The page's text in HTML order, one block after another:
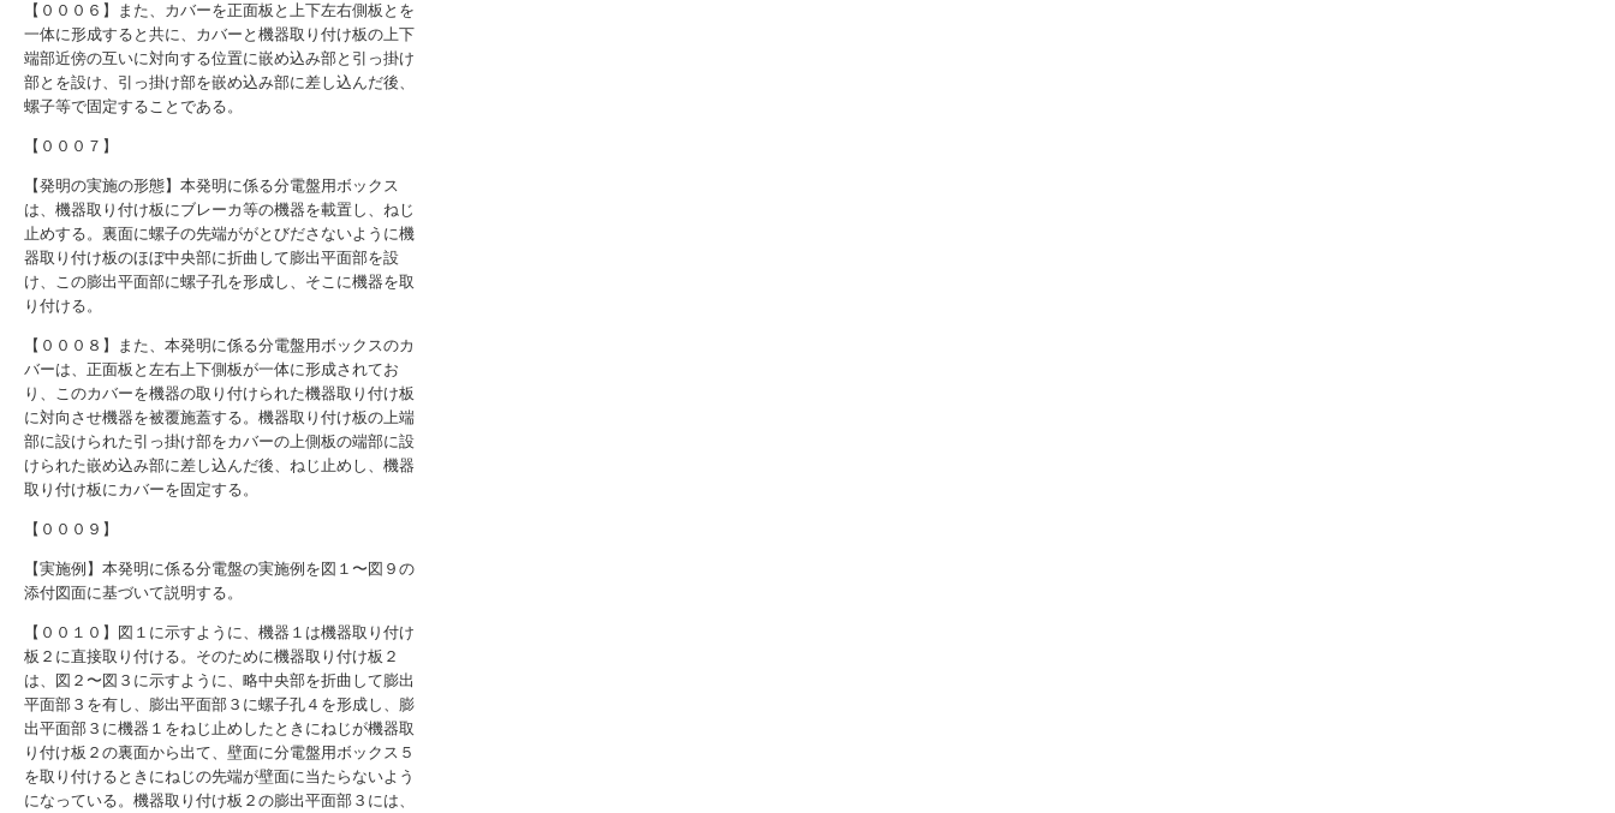
【０００６】また、カバーを正面板と上下左右側板とを
一体に形成すると共に、カバーと機器取り付け板の上下
端部近傍の互いに対向する位置に嵌め込み部と引っ掛け
部とを設け、引っ掛け部を嵌め込み部に差し込んだ後、
螺子等で固定することである。
【０００７】
【発明の実施の形態】本発明に係る分電盤用ボックス
は、機器取り付け板にブレーカ等の機器を載置し、ねじ
止めする。裏面に螺子の先端ががとびださないように機
器取り付け板のほぼ中央部に折曲して膨出平面部を設
け、この膨出平面部に螺子孔を形成し、そこに機器を取
り付ける。
【０００８】また、本発明に係る分電盤用ボックスのカ
バーは、正面板と左右上下側板が一体に形成されてお
り、このカバーを機器の取り付けられた機器取り付け板
に対向させ機器を被覆施蓋する。機器取り付け板の上端
部に設けられた引っ掛け部をカバーの上側板の端部に設
けられた嵌め込み部に差し込んだ後、ねじ止めし、機器
取り付け板にカバーを固定する。
【０００９】
【実施例】本発明に係る分電盤の実施例を図１〜図９の
添付図面に基づいて説明する。
【００１０】図１に示すように、機器１は機器取り付け
板２に直接取り付ける。そのために機器取り付け板２
は、図２〜図３に示すように、略中央部を折曲して膨出
平面部３を有し、膨出平面部３に螺子孔４を形成し、膨
出平面部３に機器１をねじ止めしたときにねじが機器取
り付け板２の裏面から出て、壁面に分電盤用ボックス５
を取り付けるときにねじの先端が壁面に当たらないよう
になっている。機器取り付け板２の膨出平面部３には、